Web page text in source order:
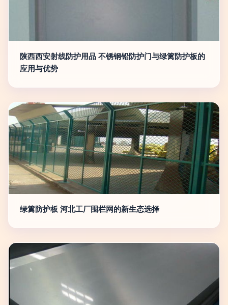
陕西西安射线防护用品 不锈钢铅防护门与绿篱防护板的
应用与优势
绿篱防护板 河北工厂围栏网的新生态选择